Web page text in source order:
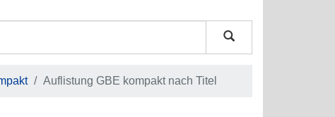
Auflistung GBE kompakt nach Titel